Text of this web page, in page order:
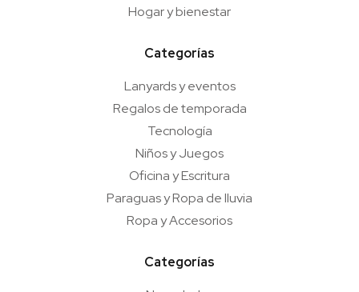
Hogar y bienestar
Categorías
Lanyards y eventos
Regalos de temporada
Tecnología
Niños y Juegos
Oficina y Escritura
Paraguas y Ropa de lluvia
Ropa y Accesorios
Categorías